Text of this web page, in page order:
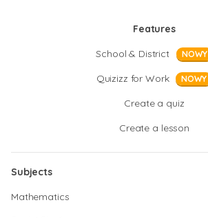
Features
School & District
NOWY
Quizizz for Work NOWY
Create a quiz
Create a lesson
Subjects
Mathematics